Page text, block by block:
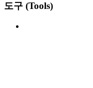
도구 (Tools)